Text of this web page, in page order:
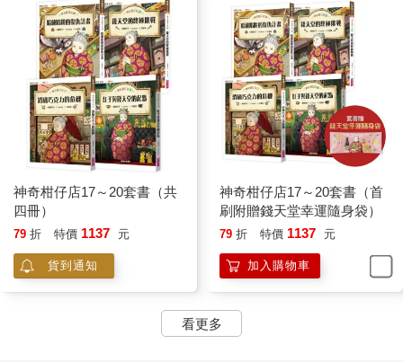
神奇柑仔店17～20套書（共
四冊）
79 折 特價 1137 元
貨到通知
神奇柑仔店17～20套書（首
刷附贈錢天堂幸運隨身袋）
79 折 特價 1137 元
加入購物車
看更多